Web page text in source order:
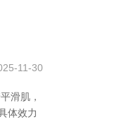
11-30
滑肌，
体效力